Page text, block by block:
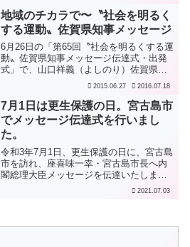
開催されました。〝社会を明るくする運
動〟もこれにコラボし...
地域のチカラで〜〝社会を明るく
する運動〟佐賀県知事メッセージ
6月26日の「第65回〝社会を明るくする運
動〟佐賀県知事メッセージ伝達式・出発
式」で、山口祥義（よしのり）佐賀県知
事から県民の皆様へ、ハートフルで力強
みください。この県知事メッセージは、
強調月間の7月を中...
2015.06.27 2016.07.18
7月1日は更生保護の日。宮古島市
でメッセージ伝達式を行いまし
た。
令和3年7月1日、更生保護の日に、宮古島
市を訪れ、座喜味一幸・宮古島市長へ内
閣総理大臣メッセージを伝達いたしまし
た。あわせて、大城千代子・宮古島保護
2021.07.03